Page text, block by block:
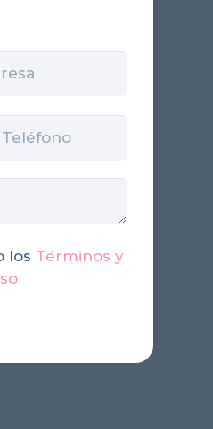
los Términos y